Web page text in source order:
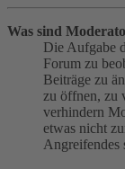
Was sind
Die Aufgabe
Forum zu
Beiträge zu
zu öffnen, zu
verhindern
etwas nicht
Angreifendes